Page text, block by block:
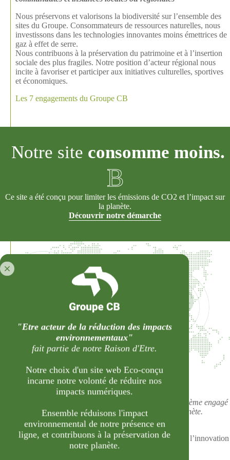
"Etre acteur de la réduction des impacts
environnementaux"
fait partie de notre Raison d'Etre.
Notre choix d'un site web Eco-conçu
incarne notre volonté de réduire nos
impacts numériques.
Ensemble réduisons l'impact
environnemental de notre présence en
ligne, et contribuons à la préservation de
notre planète.
Nous préservons et valorisons la biodiversité sur l’ensemble des
sites du Groupe. Consommateurs de ressources naturelles, nous
investissons dans les technologies innovantes moins émettrices de
gaz à effet de serre.
Nous contribuons à la préservation du patrimoine et à l’insertion
sociale des plus fragiles. Notre position d’acteur régional nous
incite à favoriser et participer aux initiatives culturelles, sportives
et économiques.
Les 7 engagements du Groupe CB
Notre site consomme moins.
B
Ce site a été conçu pour limiter les émissions de CO2 et l’impact sur
la planète.
Découvrir notre démarche
Un groupe Français
engagé
sur son territoireet présent
Europe et dans le monde.
En intégrant le Groupe CB, vous rejoignez un écosystème engagé
contribuant activement à la préservation de notre planète.
Nous offrons un environnement qui cultive l’esprit
d’entreprendre et le bien-êtreau travail dans lequel l’innovation
et la responsabilité sont érigés en valeurs.